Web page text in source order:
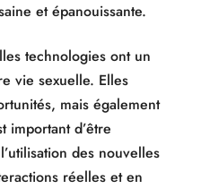
et épanouissante.
technologies ont un
vie sexuelle. Elles
mais également
important d’être
des nouvelles
réelles et en